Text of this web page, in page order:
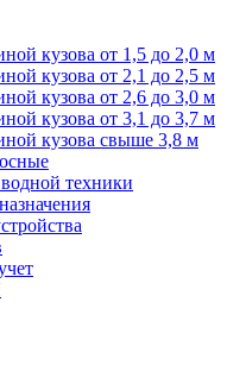
кузова от 1,5 до 2,0 м
кузова от 2,1 до 2,5 м
кузова от 2,6 до 3,0 м
кузова от 3,1 до 3,7 м
кузова свыше 3,8 м
техники